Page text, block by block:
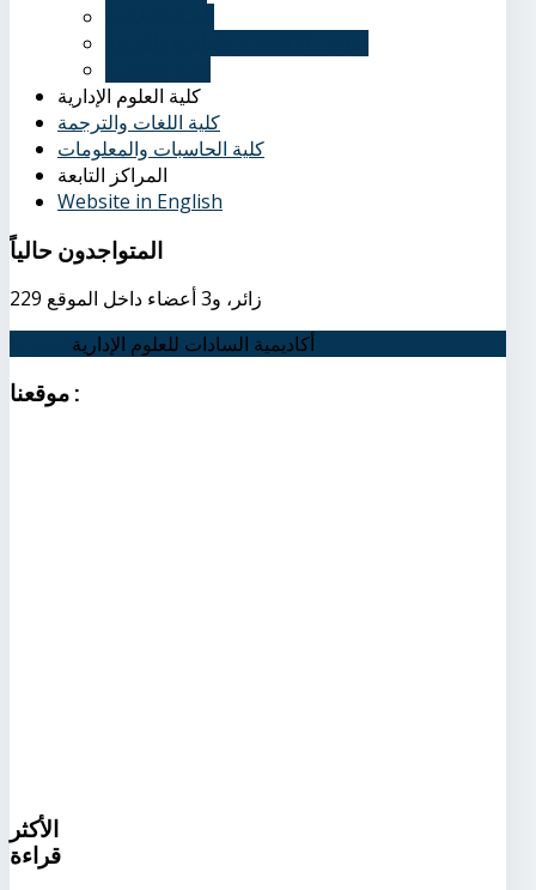
كلية العلوم الإدارية
كلية اللغات والترجمة
كلية الحاسبات والمعلومات
المراكز التابعة
Website in English
المتواجدون حالياً
229 زائر، و3 أعضاء داخل الموقع
أكاديمية السادات للعلوم الإدارية
:
الأكثر
قراءة